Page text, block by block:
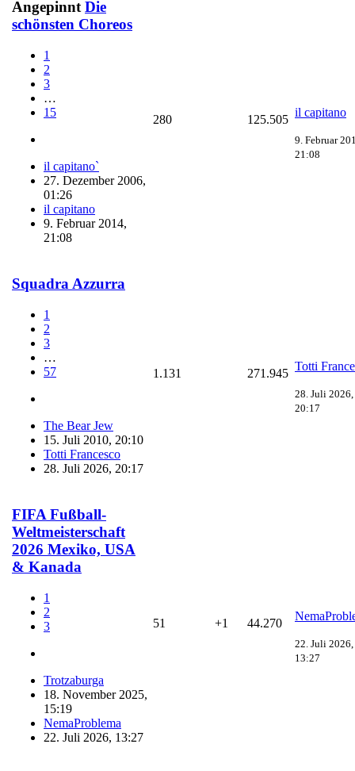
Angepinnt Die
schönsten Choreos
1
2
3
…
15
il capitano`
27. Dezember 2006,
01:26
il capitano
9. Februar 2014,
21:08
280 125.505
il capitano
9. Februar
21:08
Squadra Azzurra
1
2
3
…
57
The Bear Jew
15. Juli 2010, 20:10
Totti Francesco
28. Juli 2026, 20:17
1.131 271.945
Totti
28. Juli 2026,
20:17
FIFA Fußball-
Weltmeisterschaft
2026 Mexiko, USA
& Kanada
1
2
3
Trotzaburga
18. November 2025,
15:19
NemaProblema
22. Juli 2026, 13:27
51 +1 44.270
22. Juli 2026,
13:27